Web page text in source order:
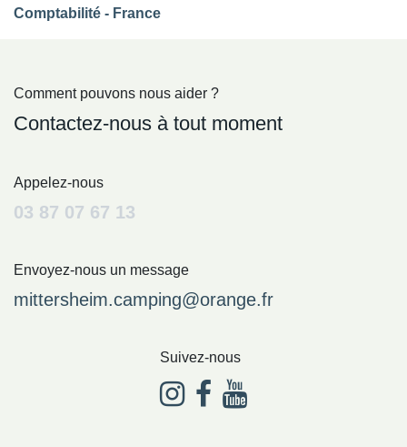
Comptabilité - France
Comment pouvons nous aider ?
Contactez-nous à tout moment
Appelez-nous
03 87 07 67 13
Envoyez-nous un message
mittersheim.camping@orange.fr
Suivez-nous